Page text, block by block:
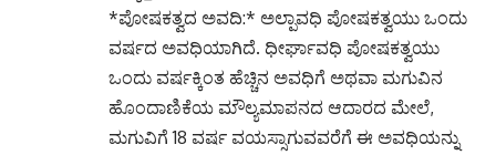
*ಪೋಷಕತ್ವದ ಅವದಿ:* ಅಲ್ಪಾವಧಿ ಪೋಷಕತ್ವಯು ಒಂದು
ವರ್ಷದ ಅವಧಿಯಾಗಿದೆ. ಧೀರ್ಘಾವಧಿ ಪೋಷಕತ್ವಯು
ಒಂದು ವರ್ಷಕ್ಕಿಂತ ಹೆಚ್ಚಿನ ಅವಧಿಗೆ ಅಥವಾ ಮಗುವಿನ
ಹೊಂದಾಣಿಕೆಯ ಮೌಲ್ಯಮಾಪನದ ಆದಾರದ ಮೇಲೆ,
ಮಗುವಿಗೆ 18 ವರ್ಷ ವಯಸ್ಸಾಗುವವರೆಗೆ ಈ ಅವಧಿಯನ್ನು